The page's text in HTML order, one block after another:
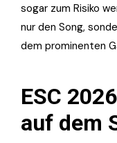
sogar zum Risiko
nur den Song,
dem prominenten
ESC
auf dem